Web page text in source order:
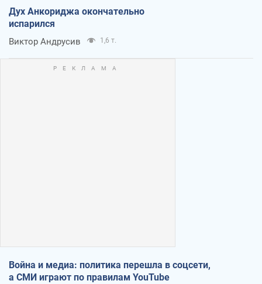
Дух Анкориджа окончательно
испарился
Виктор Андрусив 1,6 т.
Война и медиа: политика перешла в соцсети,
а СМИ играют по правилам YouTube